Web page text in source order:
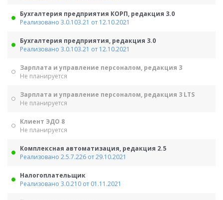
Бухгалтерия предприятия КОРП, редакция 3.0
Реализовано 3.0.103.21 от 12.10.2021
Бухгалтерия предприятия, редакция 3.0
Реализовано 3.0.103.21 от 12.10.2021
Зарплата и управление персоналом, редакция 3
Не планируется
Зарплата и управление персоналом, редакция 3 LTS
Не планируется
Клиент ЭДО 8
Не планируется
Комплексная автоматизация, редакция 2.5
Реализовано 2.5.7.226 от 29.10.2021
Налогоплательщик
Реализовано 3.0.210 от 01.11.2021